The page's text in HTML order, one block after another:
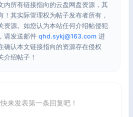
内所有链接指向的云盘网盘资源，其
！其实际管理权为帖子发布者所有，
资源。如您认为本站任何介绍帖侵犯
请发送邮件 qhd.sykj@163.com 进
确认本文链接指向的资源存在侵权
介绍帖子！
来发表第一条回复吧！